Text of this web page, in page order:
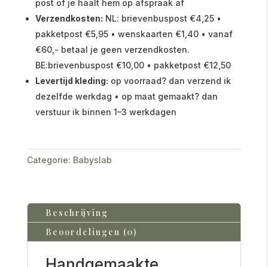
post of je haalt hem op afspraak af
Verzendkosten: NL: brievenbuspost €4,25 •
pakketpost €5,95 • wenskaarten €1,40 • vanaf
€60,- betaal je geen verzendkosten.
BE:brievenbuspost €10,00 • pakketpost €12,50
Levertijd kleding: op voorraad? dan verzend ik
dezelfde werkdag • op maat gemaakt? dan
verstuur ik binnen 1–3 werkdagen
Categorie: Babyslab
Beschrijving
Beoordelingen (0)